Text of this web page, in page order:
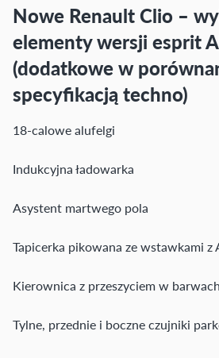
Nowe Renault Clio –
elementy wersji esprit
(dodatkowe w
specyfikacją techno)
18-calowe alufelgi
Indukcyjna ładowarka
Asystent martwego pola
Tapicerka pikowana ze wstawkami z
Kierownica z przeszyciem w
Tylne, przednie i boczne czujniki